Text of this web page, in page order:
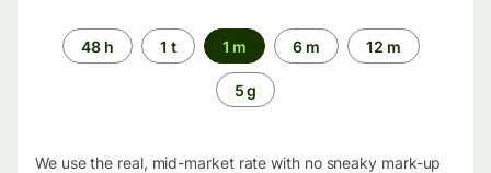
Time
period
48 h 1 t 1 m 6 m 12 m
5 g
We use the real, mid-market rate with no sneaky mark-up